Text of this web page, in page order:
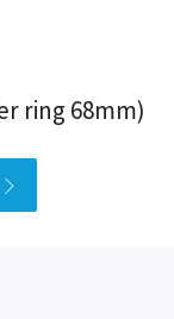
ring 68mm)